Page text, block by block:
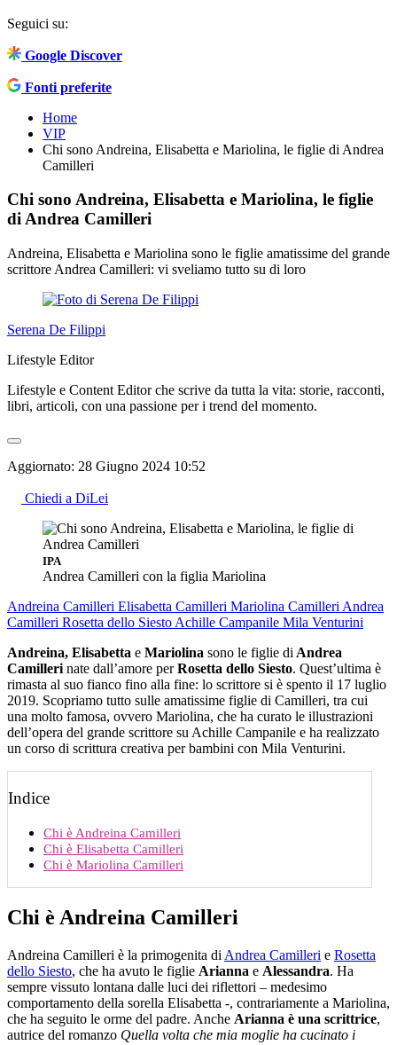
Seguici su:
Google Discover
Fonti preferite
Home
VIP
Chi sono Andreina, Elisabetta e Mariolina, le figlie di Andrea
Camilleri
Chi sono Andreina, Elisabetta e Mariolina, le figlie
di Andrea Camilleri
Andreina, Elisabetta e Mariolina sono le figlie amatissime del grande
scrittore Andrea Camilleri: vi sveliamo tutto su di loro
Serena De Filippi
Lifestyle Editor
Lifestyle e Content Editor che scrive da tutta la vita: storie, racconti,
libri, articoli, con una passione per i trend del momento.
Aggiornato: 28 Giugno 2024 10:52
Chiedi a DiLei
IPA
Andrea Camilleri con la figlia Mariolina
Andreina Camilleri Elisabetta Camilleri Mariolina Camilleri Andrea
Camilleri Rosetta dello Siesto Achille Campanile Mila Venturini
Andreina, Elisabetta e Mariolina sono le figlie di Andrea
Camilleri nate dall’amore perRosetta dello Siesto. Quest’ultima è
rimasta al suo fianco fino alla fine: lo scrittore si è spento il 17 luglio
2019. Scopriamo tutto sulle amatissime figlie di Camilleri, tra cui
una molto famosa, ovvero Mariolina, che ha curato le illustrazioni
dell’opera del grande scrittore su Achille Campanile e ha realizzato
un corso di scrittura creativa per bambini con Mila Venturini.
Indice
Chi è Andreina Camilleri
Chi è Elisabetta Camilleri
Chi è Mariolina Camilleri
Chi è Andreina Camilleri
Andreina Camilleri è la primogenita di Andrea Camilleri e Rosetta
dello Siesto, che ha avuto le figlie Arianna e Alessandra. Ha
sempre vissuto lontana dalle luci dei riflettori – medesimo
comportamento della sorella Elisabetta -, contrariamente a Mariolina,
che ha seguito le orme del padre. Anche Arianna è una scrittrice,
autrice del romanzo Quella volta che mia moglie ha cucinato i